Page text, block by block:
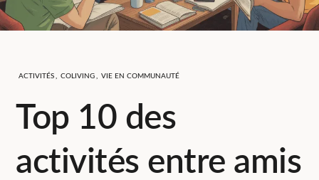
ACTIVITÉS COLIVING VIE EN COMMUNAUTÉ
Top 10 des
activités entre amis